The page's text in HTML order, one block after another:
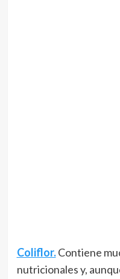
Coliflor. Contiene
nutricionales y,